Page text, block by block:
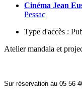
Cinéma Jean
Pessac
Type d'accès :
Atelier mandala et
Sur réservation au 05 56